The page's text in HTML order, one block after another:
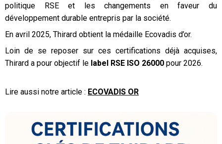
politique RSE et les changements en faveur du
développement durable entrepris par la société.
En avril 2025, Thirard obtient la médaille Ecovadis d’or.
Loin de se reposer sur ces certifications déjà acquises,
Thirard a pour objectif le label RSE ISO 26000 pour 2026.
Lire aussi notre article : ECOVADIS OR